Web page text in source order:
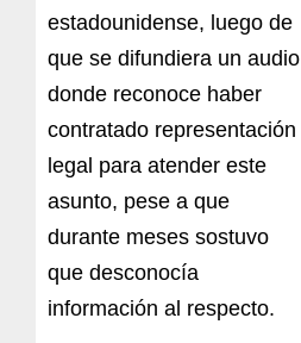
estadounidense, luego de
que se difundiera un audio
donde reconoce haber
contratado representación
legal para atender este
asunto, pese a que
durante meses sostuvo
que desconocía
información al respecto.